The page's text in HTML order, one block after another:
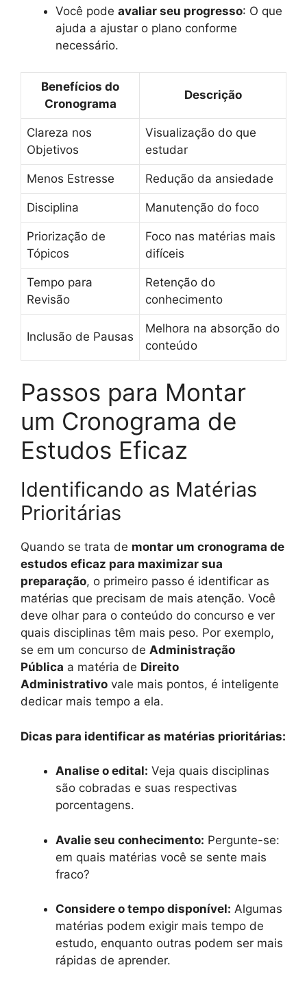
Você pode avaliar seu progresso: O que
ajuda a ajustar o plano conforme
necessário.
Benefícios do
Cronograma
Descrição
Clareza nos
Objetivos
Visualização do que
estudar
Menos Estresse Redução da ansiedade
Disciplina Manutenção do foco
Priorização de
Tópicos
Foco nas matérias mais
difíceis
Tempo para
Revisão
Retenção do
conhecimento
Inclusão de Pausas
Melhora na absorção do
conteúdo
Passos para Montar
um Cronograma de
Estudos Eficaz
Identificando as Matérias
Prioritárias
Quando se trata de montar um cronograma de
estudos eficaz para maximizar sua
preparação, o primeiro passo é identificar as
matérias que precisam de mais atenção. Você
deve olhar para o conteúdo do concurso e ver
quais disciplinas têm mais peso. Por exemplo,
se em um concurso de Administração
Pública a matéria de Direito
Administrativo vale mais pontos, é inteligente
dedicar mais tempo a ela.
Dicas para identificar as matérias prioritárias:
Analise o edital: Veja quais disciplinas
são cobradas e suas respectivas
porcentagens.
Avalie seu conhecimento: Pergunte-se:
em quais matérias você se sente mais
fraco?
Considere o tempo disponível: Algumas
matérias podem exigir mais tempo de
estudo, enquanto outras podem ser mais
rápidas de aprender.